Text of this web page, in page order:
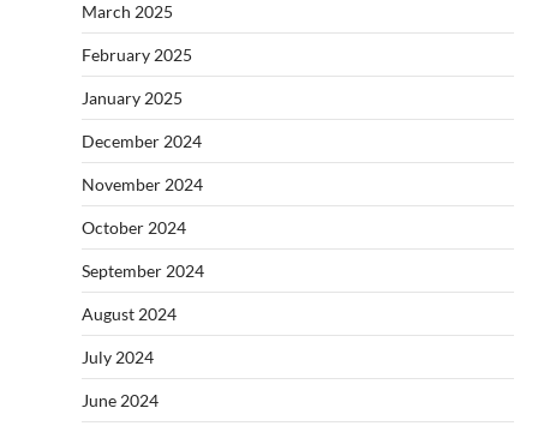
March 2025
February 2025
January 2025
December 2024
November 2024
October 2024
September 2024
August 2024
July 2024
June 2024